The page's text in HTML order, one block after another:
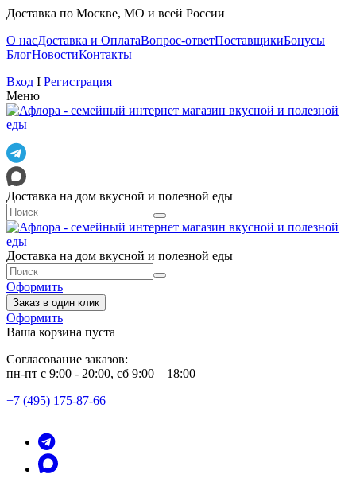
Доставка по Москве, МО и всей России
О насДоставка и ОплатаВопрос-ответПоставщикиБонусы
БлогНовостиКонтакты
Вход I Регистрация
Меню
Доставка на дом вкусной и полезной еды
Доставка на дом вкусной и полезной еды
Оформить
Заказ в один клик
Оформить
Ваша корзина пуста
Согласование заказов:
пн-пт с 9:00 - 20:00, сб 9:00 – 18:00
+7 (495) 175-87-66